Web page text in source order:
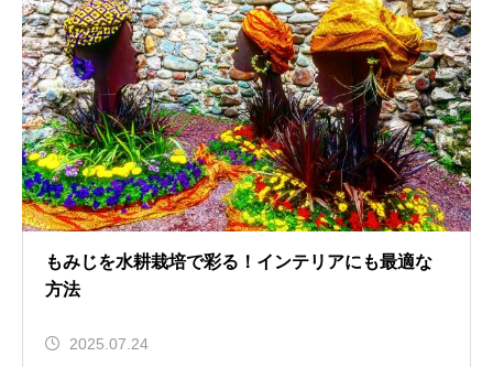
もみじを水耕栽培で彩る！インテリアにも最適な
方法
2025.07.24